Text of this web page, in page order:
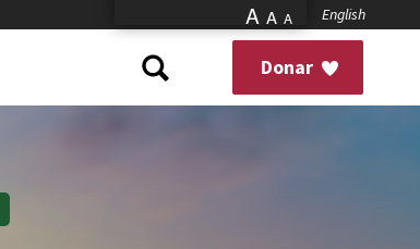
A A A English
Donar